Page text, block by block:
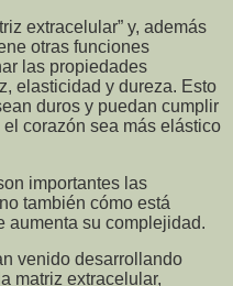
extracelular” y, además
otras funciones
las propiedades
elasticidad y dureza. Esto
duros y puedan cumplir
corazón sea más elástico
importantes las
también cómo está
aumenta su complejidad.
venido desarrollando
matriz extracelular,